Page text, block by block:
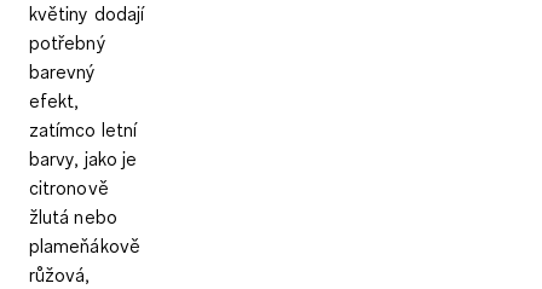
květiny dodají
potřebný
barevný
efekt,
zatímco letní
barvy, jako je
citronově
žlutá nebo
plameňákově
růžová,